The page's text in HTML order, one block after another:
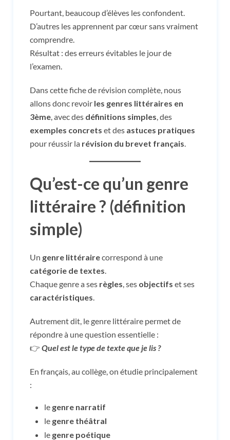
Pourtant, beaucoup d’élèves les confondent.
D’autres les apprennent par cœur sans vraiment
comprendre.
Résultat : des erreurs évitables le jour de
l’examen.
Dans cette fiche de révision complète, nous
allons donc revoir les genres littéraires en
3ème , avec des définitions simples , des
exemples concrets et des astuces pratiques
pour réussir la révision du brevet français
Qu’est-ce qu’un genre
littéraire ? (définition
simple)
Un genre littérairecorrespond à une
catégorie de textes
Chaque genre a ses règles , ses objectifs et ses
caractéristiques
Autrement dit, le genre littéraire permet de
répondre à une question essentielle :
👉 Quel est le type de texte que je lis ?
En français, au collège, on étudie principalement
:
le genre narratif
le genre théâtral
le genre poétique